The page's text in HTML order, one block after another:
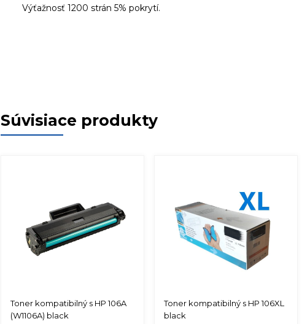
Výťažnosť 1200 strán 5% pokrytí.
Súvisiace produkty
Toner kompatibilný s HP 106A
(W1106A) black
Toner kompatibilný s HP 106XL
black